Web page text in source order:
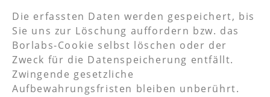
Die erfassten Daten werden gespeichert, bis
Sie uns zur Löschung auffordern bzw. das
Borlabs-Cookie selbst löschen oder der
Zweck für die Datenspeicherung entfällt.
Zwingende gesetzliche
Aufbewahrungsfristen bleiben unberührt.